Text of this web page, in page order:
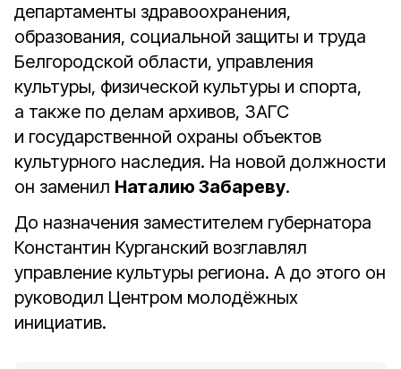
департаменты здравоохранения,
образования, социальной защиты и труда
Белгородской области, управления
культуры, физической культуры и спорта,
а также по делам архивов, ЗАГС
и государственной охраны объектов
культурного наследия. На новой должности
он заменил Наталию Забареву.
До назначения заместителем губернатора
Константин Курганский возглавлял
управление культуры региона. А до этого он
руководил Центром молодёжных
инициатив.